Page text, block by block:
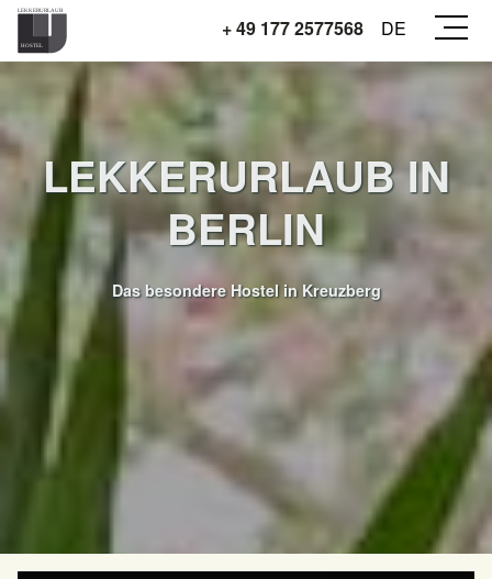
+ 49 177 2577568 DE
LEKKERURLAUB IN
BERLIN
Das besondere Hostel in Kreuzberg